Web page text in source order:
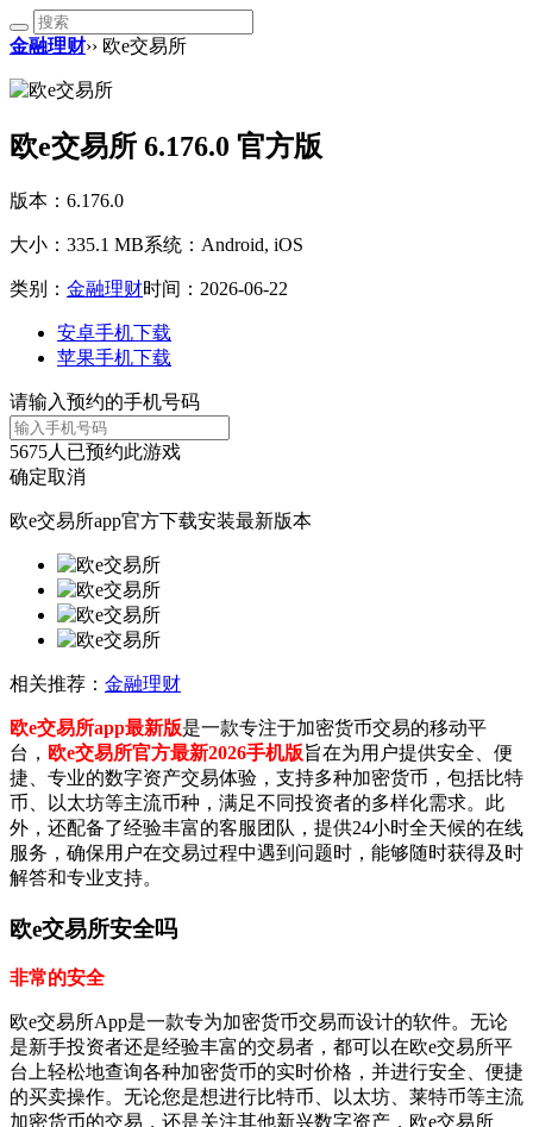
金融理财›› 欧e交易所
欧e交易所 6.176.0 官方版
版本：6.176.0
大小：335.1 MB系统：Android, iOS
类别： 金融理财时间：2026-06-22
安卓手机下载
苹果手机下载
请输入预约的手机号码
5675人已预约此游戏
确定取消
欧e交易所app官方下载安装最新版本
相关推荐： 金融理财
欧e交易所app最新版是一款专注于加密货币交易的移动平
台， 欧e交易所官方最新2026手机版旨在为用户提供安全、便
捷、专业的数字资产交易体验，支持多种加密货币，包括比特
币、以太坊等主流币种，满足不同投资者的多样化需求。此
外，还配备了经验丰富的客服团队，提供24小时全天候的在线
服务，确保用户在交易过程中遇到问题时，能够随时获得及时
解答和专业支持。
欧e交易所安全吗
非常的安全
欧e交易所App是一款专为加密货币交易而设计的软件。无论
是新手投资者还是经验丰富的交易者，都可以在欧e交易所平
台上轻松地查询各种加密货币的实时价格，并进行安全、便捷
的买卖操作。无论您是想进行比特币、以太坊、莱特币等主流
加密货币的交易，还是关注其他新兴数字资产，欧e交易所